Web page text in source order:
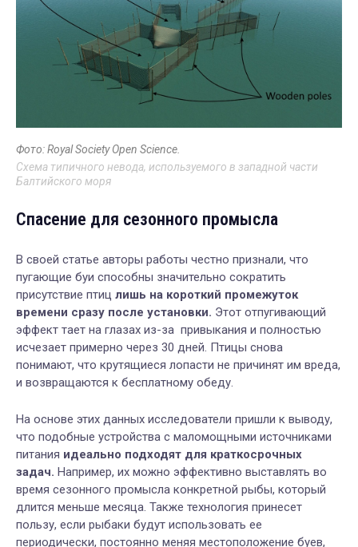
Фото: Royal Society Open Science.
Схема типичного невода, используемого в западной части
Балтийского моря
Спасение для сезонного промысла
В своей статье авторы работы честно признали, что
пугающие буи способны значительно сократить
присутствие птиц лишь на короткий промежуток
времени сразу после установки. Этот отпугивающий
эффект тает на глазах из-за привыкания и полностью
исчезает примерно через 30 дней. Птицы снова
понимают, что крутящиеся лопасти не причинят им вреда,
и возвращаются к бесплатному обеду.
На основе этих данных исследователи пришли к выводу,
что подобные устройства с маломощными источниками
питания идеально подходят для краткосрочных
задач. Например, их можно эффективно выставлять во
время сезонного промысла конкретной рыбы, который
длится меньше месяца. Также технология принесет
пользу, если рыбаки будут использовать ее
периодически, постоянно меняя местоположение буев,